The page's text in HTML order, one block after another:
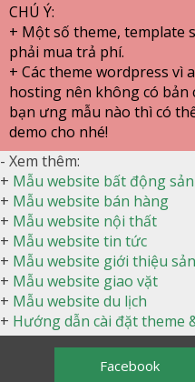
CHÚ Ý:
+ Một số theme, template
phải mua trả phí.
+ Các theme wordpress vì
hosting nên không có bản
bạn ưng mẫu nào thì có
demo cho nhé!
- Xem thêm:
+ Mẫu website bất động sản
+ Mẫu website bán hàng
+ Mẫu website nội thất
+ Mẫu website tin tức
+ Mẫu website giới thiệu
+ Mẫu website giao vặt
+ Mẫu website du lịch
+ Hướng dẫn cài đặt theme
Facebook